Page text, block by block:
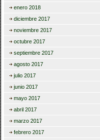
enero 2018
diciembre 2017
noviembre 2017
octubre 2017
septiembre 2017
agosto 2017
julio 2017
junio 2017
mayo 2017
abril 2017
marzo 2017
febrero 2017